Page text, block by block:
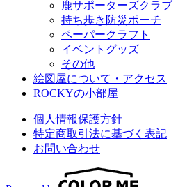
鹿サポーターズクラブ
持ち歩き防災ポーチ
ペーパークラフト
イベントグッズ
その他
絵図屋について・アクセス
ROCKYの小部屋
個人情報保護方針
特定商取引法に基づく表記
お問い合わせ